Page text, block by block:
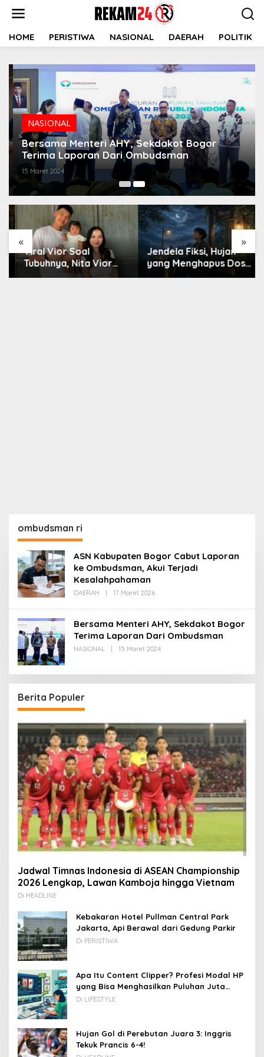
HOME PERISTIWA NASIONAL DAERAH POLITIK
NASIONAL
Bersama Menteri AHY, Sekdakot Bogor
Terima Laporan Dari Ombudsman
15 Maret 2024
« »
Viral Vior Soal
Tubuhnya, Nita Vior
Akui Nikmati Peranya
Jendela Fiksi, Hujan
yang Menghapus Dosa
ombudsman ri
ASN Kabupaten Bogor Cabut Laporan
ke Ombudsman, Akui Terjadi
Kesalahpahaman
DAERAH 17 Maret 2026Oleh
Bersama Menteri AHY, Sekdakot Bogor
Terima Laporan Dari Ombudsman
NASIONAL 15 Maret 2024Oleh
Berita Populer
Jadwal Timnas Indonesia di ASEAN Championship
2026 Lengkap, Lawan Kamboja hingga Vietnam
Di HEADLINE
Kebakaran Hotel Pullman Central Park
Jakarta, Api Berawal dari Gedung Parkir
Di PERISTIWA
Apa Itu Content Clipper? Profesi Modal HP
yang Bisa Menghasilkan Puluhan Juta
Rupiah
Di LIFESTYLE
Hujan Gol di Perebutan Juara 3: Inggris
Tekuk Prancis 6-4!